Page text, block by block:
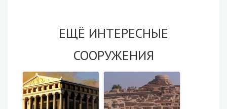
ЕЩЁ ИНТЕРЕСНЫЕ
СООРУЖЕНИЯ